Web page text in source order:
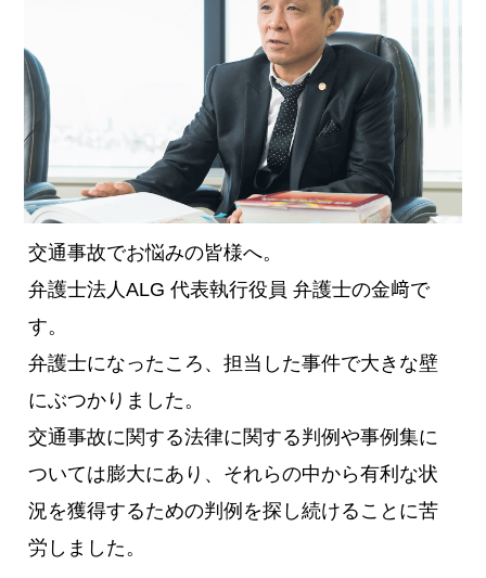
交通事故でお悩みの皆様へ。
弁護士法人ALG 代表執行役員 弁護士の金﨑で
す。
弁護士になったころ、担当した事件で大きな壁
にぶつかりました。
交通事故に関する法律に関する判例や事例集に
ついては膨大にあり、それらの中から有利な状
況を獲得するための判例を探し続けることに苦
労しました。